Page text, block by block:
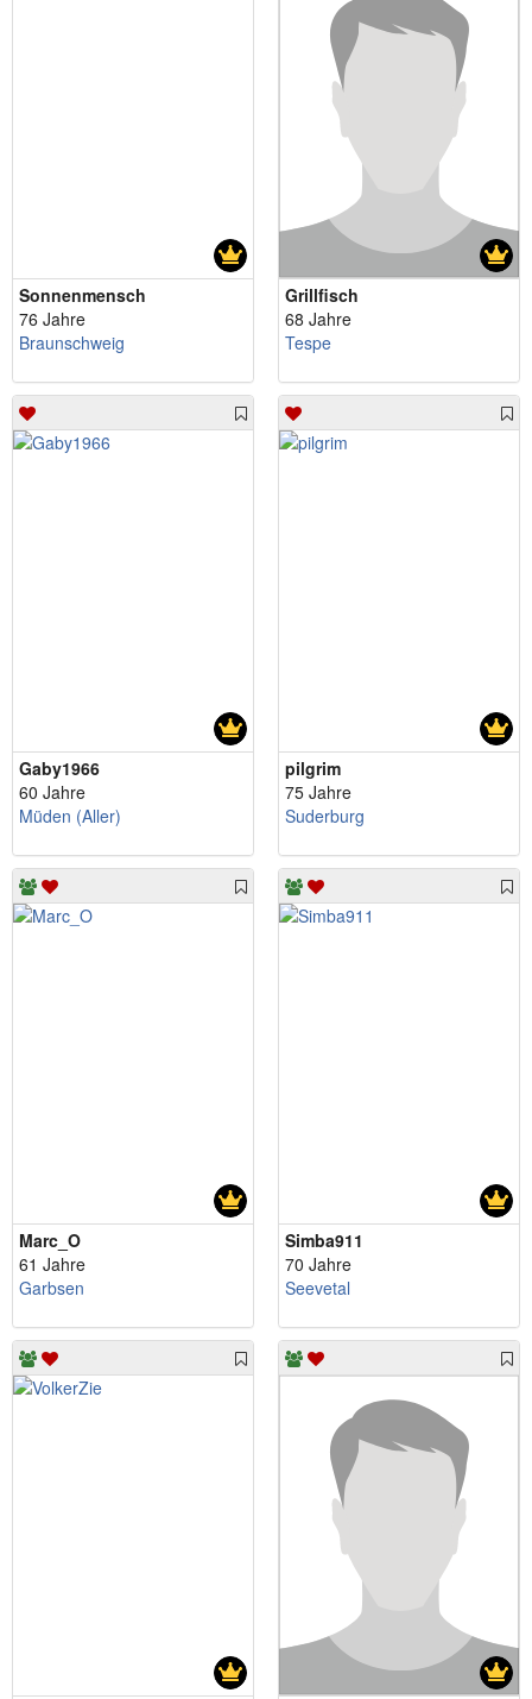
Sonnenmensch
76 Jahre
Braunschweig
Grillfisch
68 Jahre
Tespe
Gaby1966
60 Jahre
Müden (Aller)
pilgrim
75 Jahre
Suderburg
Marc_O
61 Jahre
Garbsen
Simba911
70 Jahre
Seevetal